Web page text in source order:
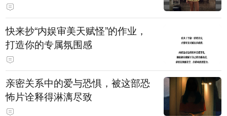
快来抄“内娱审美天赋怪”的作业，
打造你的专属氛围感
亲密关系中的爱与恐惧，被这部恐
怖片诠释得淋漓尽致